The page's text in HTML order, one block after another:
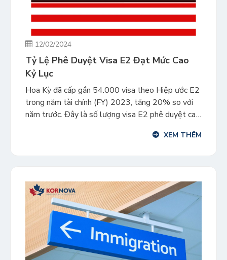
12/02/2024
Tỷ Lệ Phê Duyệt Visa E2 Đạt Mức Cao
Kỷ Lục
Hoa Kỳ đã cấp gần 54.000 visa theo Hiệp ước E2
trong năm tài chính (FY) 2023, tăng 20% so với
năm trước. Đây là số lượng visa E2 phê duyệt cao
FY2023 của visa E2 – visa dành cho doanh nhân
XEM THÊM